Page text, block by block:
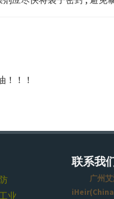
！！！
业
联系我
广州艾浩